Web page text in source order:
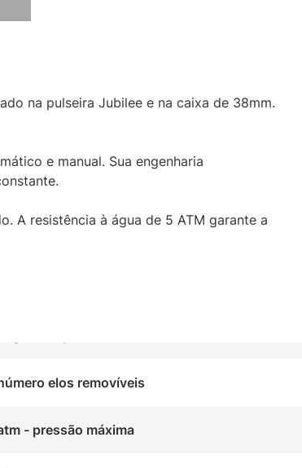
na pulseira Jubilee e na caixa de 38mm.
e manual. Sua engenharia
A resistência à água de 5 ATM garante a
elos removíveis
- pressão máxima